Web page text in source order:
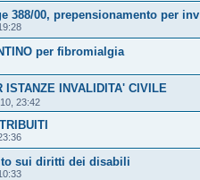
388/00, prepensionamento per inv
per fibromialgia
ISTANZE INVALIDITA' CIVILE
23:42
sui diritti dei disabili